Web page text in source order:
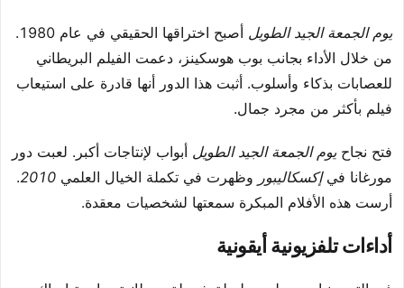
يوم الجمعة الجيد الطويل
أصبح اختراقها الحقيقي في عام 1980.
من خلال الأداء بجانب بوب هوسكينز، دعمت الفيلم البريطاني
للعصابات بذكاء وأسلوب. أثبت هذا الدور أنها قادرة على استيعاب
فيلم بأكثر من مجرد جمال.
فتح نجاح يوم الجمعة الجيد الطويل أبواب لإنتاجات أكبر. لعبت دور
مورغانا فيإكسكاليبور وظهرت في تكملة الخيال العلمي 2010
.
أرست هذه الأفلام المبكرة سمعتها لشخصيات معقدة.
أداءات تلفزيونية أيقونية